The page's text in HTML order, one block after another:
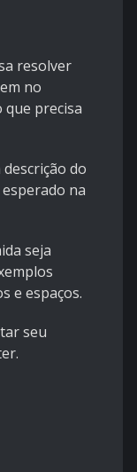
resolver
no
que precisa
do
na
seja
e espaços.
seu